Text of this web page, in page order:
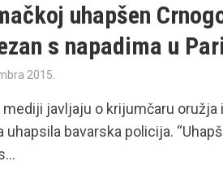
uhapšen
s napadima u
2015.
javljaju o krijumčaru oružja
uhapsila bavarska policija.